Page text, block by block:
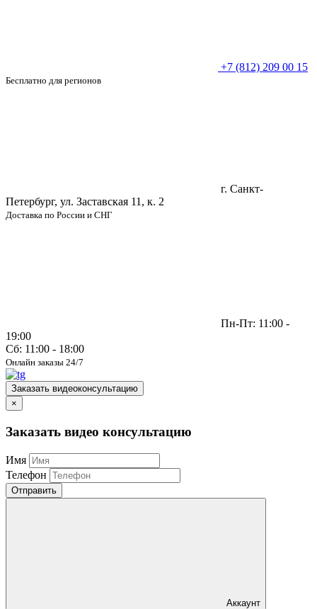
+7 (812) 209 00 15
Бесплатно для регионов
г. Санкт-
Петербург, ул. Заставская 11, к. 2
Доставка по России и СНГ
Пн-Пт: 11:00 -
19:00
Сб: 11:00 - 18:00
Онлайн заказы 24/7
Заказать видеоконсультацию
×
Заказать видео консультацию
Имя
Телефон
Отправить
Аккаунт